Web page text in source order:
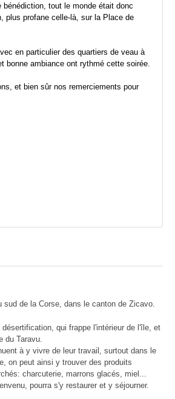
bénédiction, tout le monde était donc
plus profane celle-là, sur la Place de
en particulier des quartiers de veau à
bonne ambiance ont rythmé cette soirée.
et bien sûr nos remerciements pour
sud de la Corse, dans le canton de Zicavo.
qui frappe l'intérieur de l'île, et
du Taravu.
à y vivre de leur travail, surtout dans le
on peut ainsi y trouver des produits
charcuterie, marrons glacés, miel...
pourra s'y restaurer et y séjourner.